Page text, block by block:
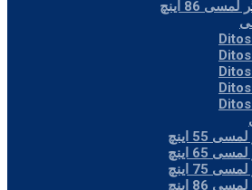
86 اینچ
55 اینچ
65 اینچ
75 اینچ
86 اینچ